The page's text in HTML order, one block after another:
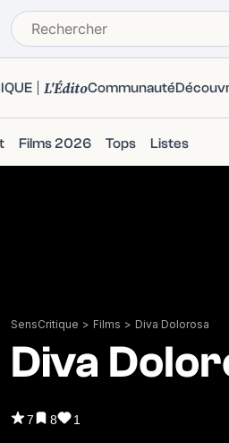
L'ÉditoCommunauté
Films 2026 Tops Listes
SensCritique > Films > Diva Dolorosa
Diva
7 8 1